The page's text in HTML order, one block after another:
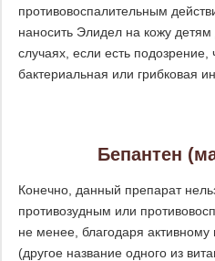
противовоспалительным
наносить Элидел на кожу
случаях, если есть подозрение,
бактериальная или грибковая
Бепантен
Конечно, данный препарат
противозудным или
не менее, благодаря активному
(другое название одного из